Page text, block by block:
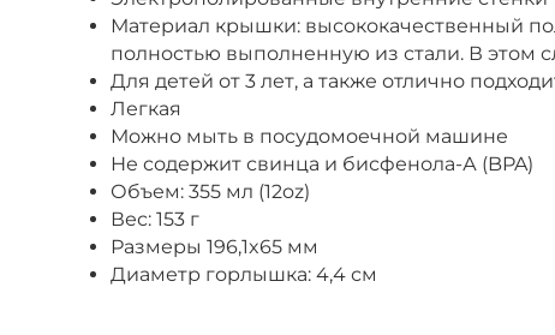
Материал крышки: высококачественный
полностью выполненную из стали. В этом
Для детей от 3 лет, а также отлично
Легкая
Можно мыть в посудомоечной машине
Не содержит свинца и бисфенола-А (BPA)
Объем: 355 мл (12oz)
Вес: 153 г
Размеры 196,1x65 мм
Диаметр горлышка: 4,4 см